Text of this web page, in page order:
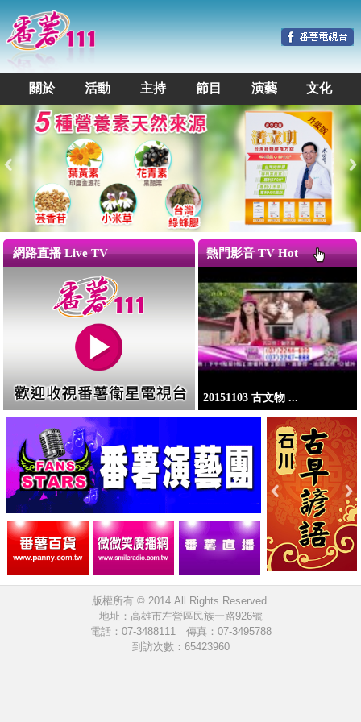
關於 活動 主持 節目 演藝 文化
網路直播 Live TV 熱門影音 TV Hot
20151103 古文物 ...
版權所有 © 2014 All Rights Reserved.
地址：高雄市左營區民族一路926號
電話：07-3488111 傳真：07-3495788
到訪次數：65423960